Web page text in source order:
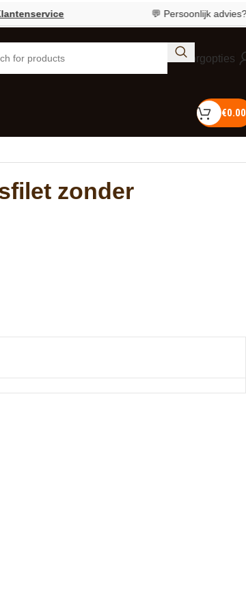
💬 Persoonlijk advies?Bel
Bezorgopties
€0.00
zonder